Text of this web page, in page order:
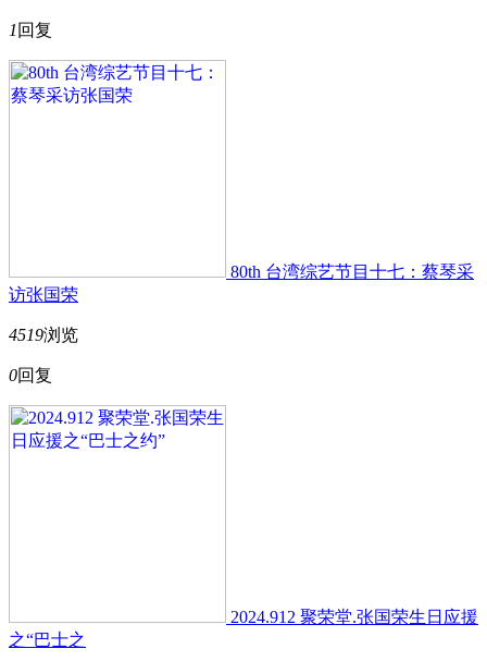
1 回复
80th 台湾综艺节目十七：蔡琴采
访张国荣
4519浏览
0回复
2024.912 聚荣堂.张国荣生日应援
之“巴士之